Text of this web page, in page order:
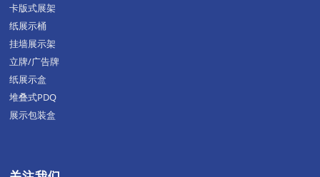
卡版式展架
纸展示桶
挂墙展示架
立牌/广告牌
纸展示盒
堆叠式PDQ
展示包装盒